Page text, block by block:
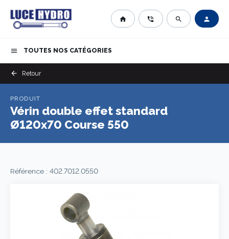
home phone_in_talk search person
menu TOUTES NOS CATÉGORIES
arrow_back Retour
PRODUIT
Vérin double effet standard
Ø120x70 Course 550
Référence : 402.7012.0550